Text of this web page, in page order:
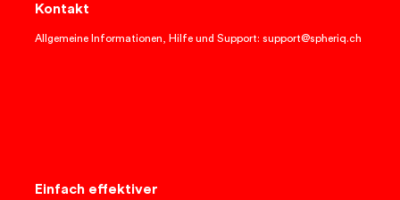
Kontakt
Allgemeine Informationen, Hilfe und Support: support@spheriq.ch
Einfach effektiver